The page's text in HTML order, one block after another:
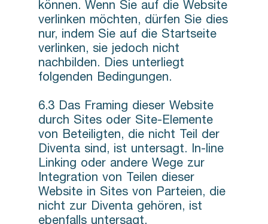
können. Wenn Sie auf die Website
verlinken möchten, dürfen Sie dies
nur, indem Sie auf die Startseite
verlinken, sie jedoch nicht
nachbilden. Dies unterliegt
folgenden Bedingungen.
6.3 Das Framing dieser Website
durch Sites oder Site-Elemente
von Beteiligten, die nicht Teil der
Diventa sind, ist untersagt. In-line
Linking oder andere Wege zur
Integration von Teilen dieser
Website in Sites von Parteien, die
nicht zur Diventa gehören, ist
ebenfalls untersagt.